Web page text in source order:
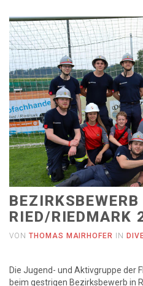
BEZIRKSBEWERB
RIED/
VON THOMAS MAIRHOFER IN
Die Jugend- und Aktivgruppe der
beim gestrigen Bezirksbewerb in